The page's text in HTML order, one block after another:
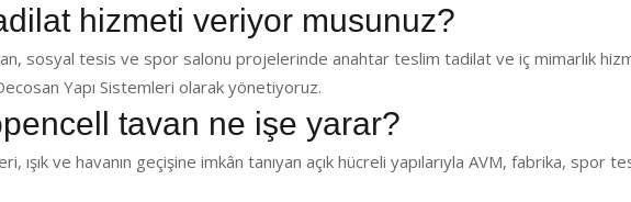
hizmeti veriyor musunuz?
sosyal tesis ve spor salonu projelerinde anahtar teslim tadilat ve iç mimarlık
Yapı Sistemleri olarak yönetiyoruz.
tavan ne işe yarar?
ışık ve havanın geçişine imkân tanıyan açık hücreli yapılarıyla AVM, fabrika, spor